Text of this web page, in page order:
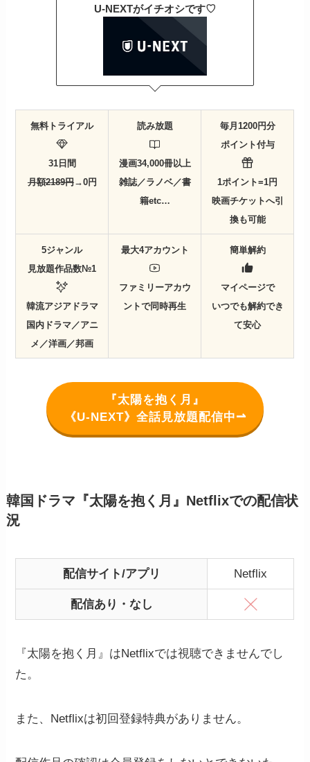
U-NEXTがイチオシです♡
無料トライアル
31日間
月額2189円→0円
読み放題
漫画34,000冊以上
雑誌／ラノベ／書
籍etc…
毎月1200円分
ポイント付与
1ポイント=1円
映画チケットへ引
換も可能
5ジャンル
見放題作品数№1
韓流アジアドラマ
国内ドラマ／アニ
メ／洋画／邦画
最大4アカウント
ファミリーアカウ
ントで同時再生
簡単解約
マイページで
いつでも解約でき
て安心
『太陽を抱く月』
《U-NEXT》全話見放題配信中⇀
韓国ドラマ『太陽を抱く月』Netflixでの配信状
況
配信サイト/アプリ Netflix
配信あり・なし
『太陽を抱く月』はNetflixでは視聴できませんでし
た。
また、Netflixは初回登録特典がありません。